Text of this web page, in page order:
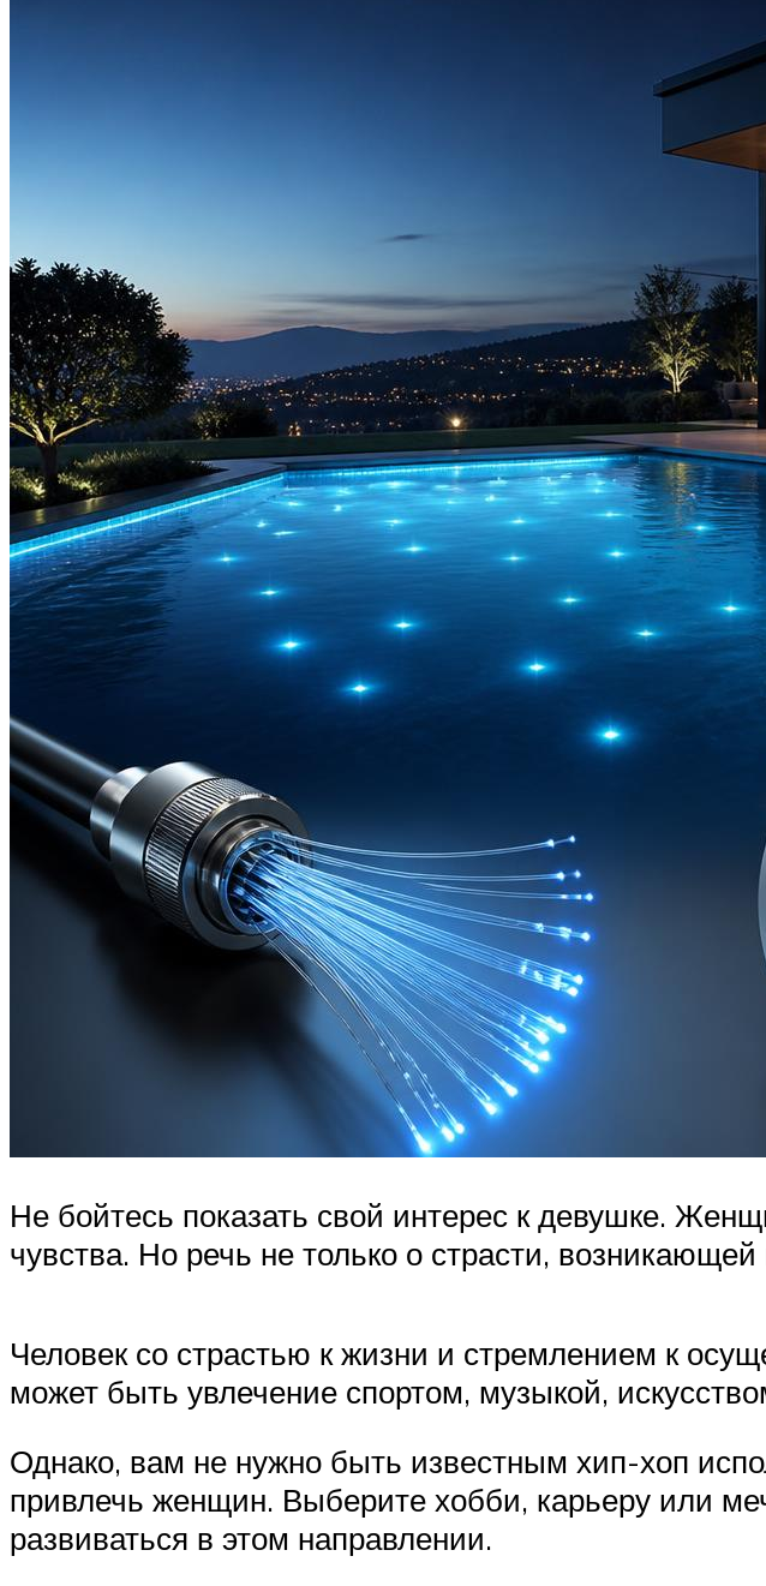
Не бойтесь показать свой интерес к девушке.
чувства. Но речь не только о страсти,
Человек со страстью к жизни и стремлением к
может быть увлечение спортом, музыкой,
Однако, вам не нужно быть известным хип-хоп
привлечь женщин. Выберите хобби, карьеру или
развиваться в этом направлении.